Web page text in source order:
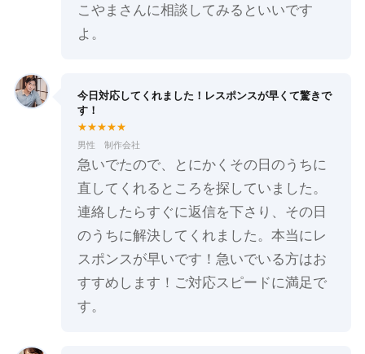
こやまさんに相談してみるといいです
よ。
今日対応してくれました！レスポンスが早くて驚きで
す！
★★★★★
男性 制作会社
急いでたので、とにかくその日のうちに
直してくれるところを探していました。
連絡したらすぐに返信を下さり、その日
のうちに解決してくれました。本当にレ
スポンスが早いです！急いでいる方はお
すすめします！ご対応スピードに満足で
す。